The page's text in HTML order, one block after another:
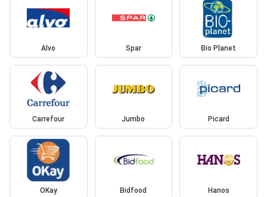
Alvo Spar Bio Planet
Carrefour Jumbo Picard
OKay Bidfood Hanos